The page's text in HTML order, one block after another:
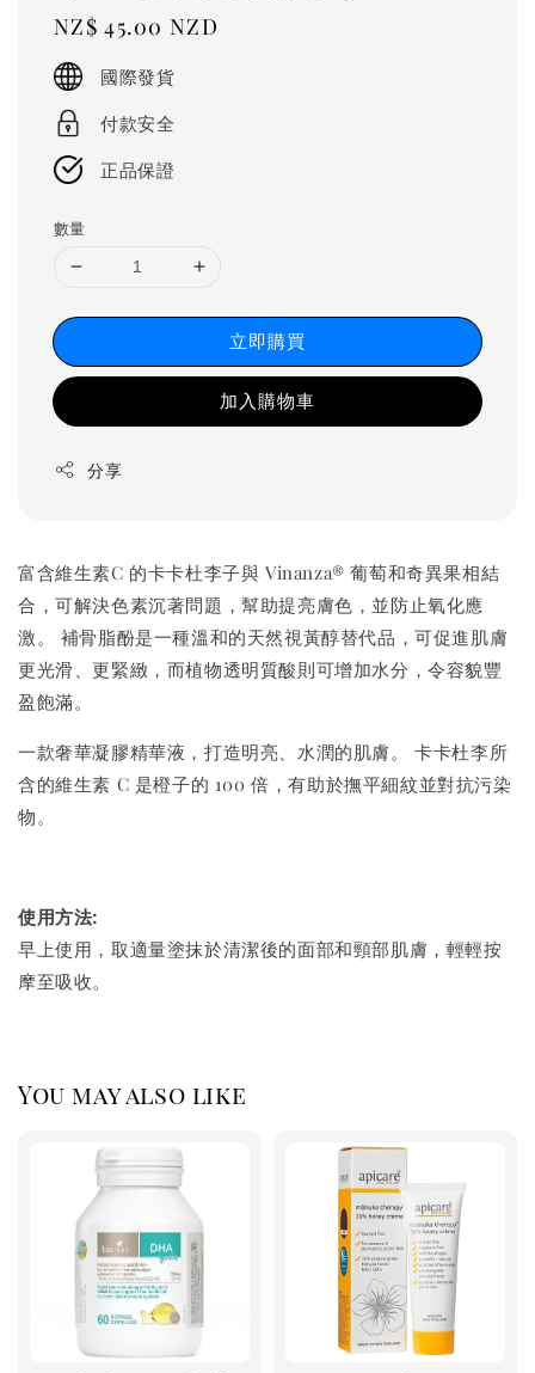
Regular
price
NZ$ 45.00 NZD
國際發貨
付款安全
正品保證
數量
立即購買
加入購物車
分享
富含維生素C 的卡卡杜李子與 Vinanza® 葡萄和奇異果相結
合，可解決色素沉著問題，幫助提亮膚色，並防止氧化應
激。 補骨脂酚是一種溫和的天然視黃醇替代品，可促進肌膚
更光滑、更緊緻，而植物透明質酸則可增加水分，令容貌豐
盈飽滿。
一款奢華凝膠精華液，打造明亮、水潤的肌膚。 卡卡杜李所
含的維生素 C 是橙子的 100 倍，有助於撫平細紋並對抗污染
物。
使用方法:
早上使用，取適量塗抹於清潔後的面部和頸部肌膚，輕輕按
摩至吸收。
You may also like